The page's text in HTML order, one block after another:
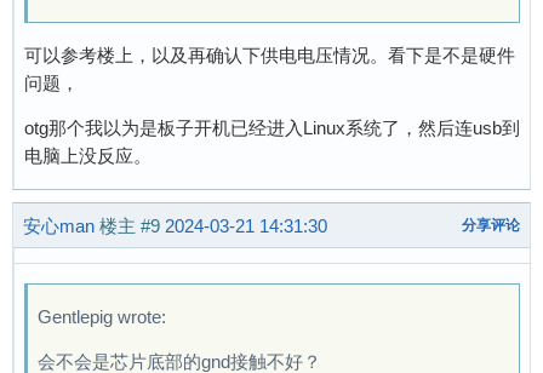
可以参考楼上，以及再确认下供电电压情况。看下是不是硬件
问题，
otg那个我以为是板子开机已经进入Linux系统了，然后连usb到
电脑上没反应。
安心man 楼主 #9 2024-03-21 14:31:30 分享评论
Gentlepig wrote:
会不会是芯片底部的gnd接触不好？